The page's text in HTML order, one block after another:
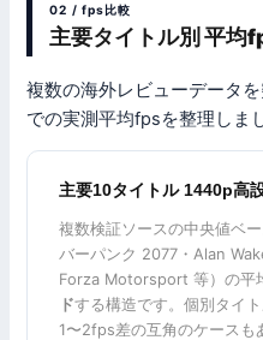
02 / fps比較
主要タイトル別 平均
複数の海外レビューデータ
での実測平均fpsを整理しま
主要10タイトル 1440p高
複数検証ソースの中央値ベ
バーパンク 2077・Alan
Forza Motorsport 等）の平
ドする構造です。個別タイ
1〜2fps差の互角のケースも